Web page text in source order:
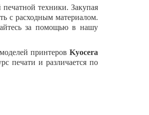
техники. Закупая
с расходным материалом.
за помощью в нашу
принтеров Kyocera
печати и различается по